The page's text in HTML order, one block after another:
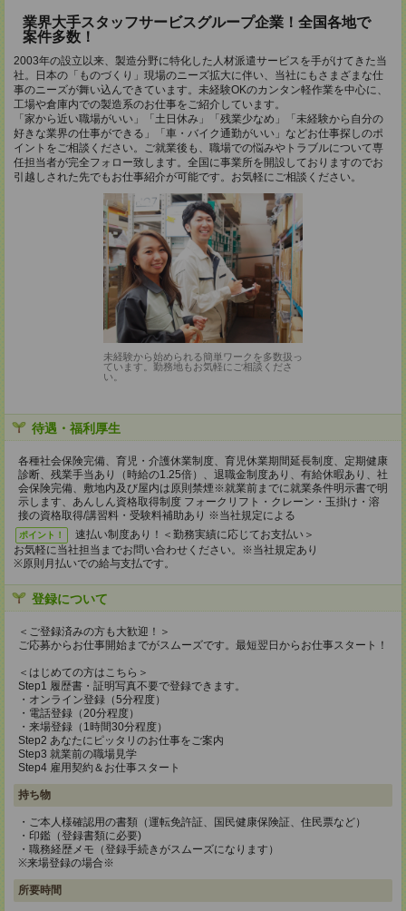
業界大手スタッフサービスグループ企業！全国各地で
案件多数！
2003年の設立以来、製造分野に特化した人材派遣サービスを手がけてきた当
社。日本の「ものづくり」現場のニーズ拡大に伴い、当社にもさまざまな仕
事のニーズが舞い込んできています。未経験OKのカンタン軽作業を中心に、
工場や倉庫内での製造系のお仕事をご紹介しています。
「家から近い職場がいい」「土日休み」「残業少なめ」「未経験から自分の
好きな業界の仕事ができる」「車・バイク通勤がいい」などお仕事探しのポ
イントをご相談ください。ご就業後も、職場での悩みやトラブルについて専
任担当者が完全フォロー致します。全国に事業所を開設しておりますのでお
引越しされた先でもお仕事紹介が可能です。お気軽にご相談ください。
未経験から始められる簡単ワークを多数扱っ
ています。勤務地もお気軽にご相談くださ
い。
待遇・福利厚生
各種社会保険完備、育児・介護休業制度、育児休業期間延長制度、定期健康
診断、残業手当あり（時給の1.25倍）、退職金制度あり、有給休暇あり、社
会保険完備、敷地内及び屋内は原則禁煙※就業前までに就業条件明示書で明
示します、あんしん資格取得制度 フォークリフト・クレーン・玉掛け・溶
接の資格取得/講習料・受験料補助あり ※当社規定による
ポイント！
速払い制度あり！＜勤務実績に応じてお支払い＞
お気軽に当社担当までお問い合わせください。※当社規定あり
※原則月払いでの給与支払です。
登録について
＜ご登録済みの方も大歓迎！＞
ご応募からお仕事開始までがスムーズです。最短翌日からお仕事スタート！
＜はじめての方はこちら＞
Step1 履歴書・証明写真不要で登録できます。
・オンライン登録（5分程度）
・電話登録（20分程度）
・来場登録（1時間30分程度）
Step2 あなたにピッタリのお仕事をご案内
Step3 就業前の職場見学
Step4 雇用契約＆お仕事スタート
持ち物
・ご本人様確認用の書類（運転免許証、国民健康保険証、住民票など）
・印鑑（登録書類に必要)
・職務経歴メモ（登録手続きがスムーズになります）
※来場登録の場合※
所要時間